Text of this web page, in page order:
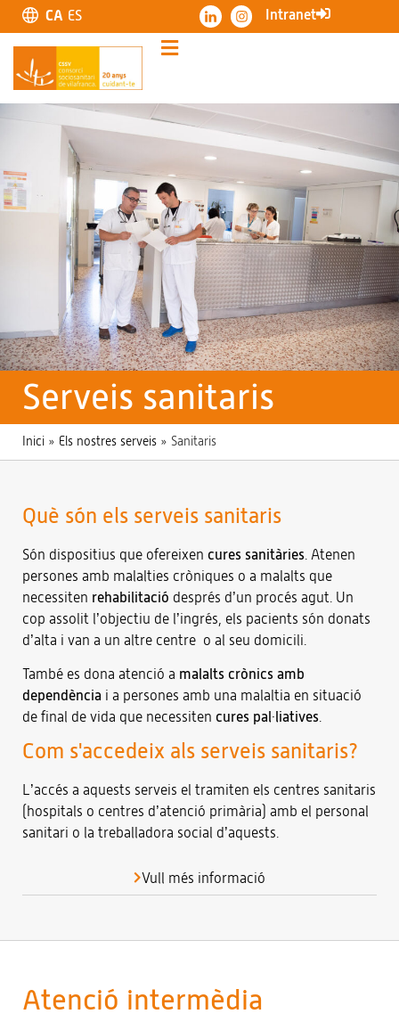
CA ES Intranet
Serveis sanitaris
Inici » Els nostres serveis » Sanitaris
Què són els serveis sanitaris
Són dispositius que ofereixen cures sanitàries . Atenen
persones amb malalties cròniques o a malalts que
necessiten rehabilitació després d’un procés agut. Un
cop assolit l’objectiu de l’ingrés, els pacients són donats
d’alta i van a un altre centre o al seu domicili.
També es dona atenció a malalts crònics amb
dependència i a persones amb una malaltia en situació
de final de vida que necessiten cures pal·liatives
Com s'accedeix als serveis sanitaris?
L’accés a aquests serveis el tramiten els centres sanitaris
(hospitals o centres d’atenció primària) amb el personal
sanitari o la treballadora social d’aquests.
Vull més informació
Atenció intermèdia